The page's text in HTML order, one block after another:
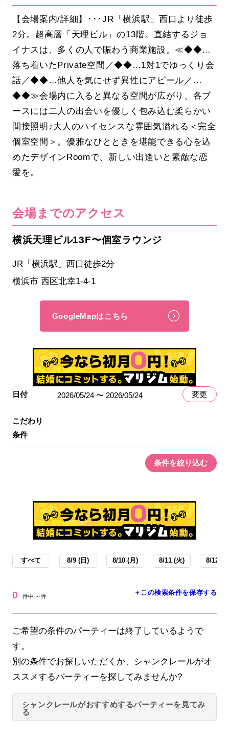
【会場案内/詳細】･･･JR「横浜駅」西口より徒歩
2分。超高層「天理ビル」の13階。直結するジョ
イナスは、多くの人で賑わう商業施設。≪◆◆…
落ち着いたPrivate空間／◆◆…1対1でゆっくり会
話／◆◆…他人を気にせず異性にアピール／…
◆◆≫会場内に入ると異なる空間が広がり、各ブ
ースには二人の出会いを優しく包み込む柔らかい
間接照明♪大人のハイセンスな雰囲気溢れる＜完全
個室空間＞。優雅なひとときを堪能できる心を込
めたデザインRoomで、新しい出逢いと素敵な恋
愛を。
会場までのアクセス
横浜天理ビル13F〜個室ラウンジ
JR「横浜駅」西口徒歩2分
横浜市 西区北幸1-4-1
GoogleMapはこちら
日付 2026/05/24 〜 2026/05/24 変更
こだわり
条件
条件を絞り込む
すべて 8/9 (日) 8/10 (月) 8/11 (火) 8/12 (
0 件中 ～件 ＋この検索条件を保存する
ご希望の条件のパーティーは終了しているようで
す。
別の条件でお探しいただくか、シャンクレールがオ
ススメするパーティーを探してみませんか?
シャンクレールがおすすめするパーティーを見てみ
る